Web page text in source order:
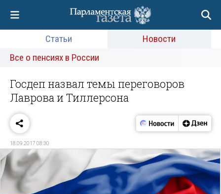
Статьи
Новости
Все о пенсиях в России
Госдеп назвал темы переговоров
Лаврова и Тиллерсона
18.09.2017 08:30